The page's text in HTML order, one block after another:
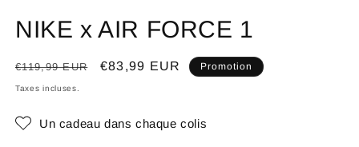
NIKE x AIR FORCE 1
Prix
habituel
€119,99 EUR
Prix
€83,99 EUR Promotion
Taxes incluses.
Un cadeau dans chaque colis